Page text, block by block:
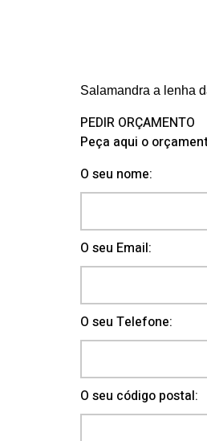
Salamandra a lenha
PEDIR ORÇAMENTO
Peça aqui o
O seu nome:
O seu Email:
O seu Telefone:
O seu código postal: